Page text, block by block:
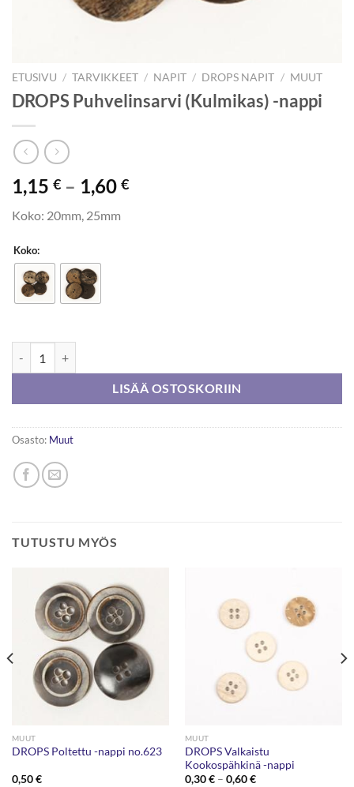
ETUSIVU / TARVIKKEET / NAPIT / DROPS NAPIT / MUUT
DROPS Puhvelinsarvi (Kulmikas) -nappi
1,15 € – 1,60 €Hintaluokka:
Koko: 20mm, 25mm
Koko:
LISÄÄ OSTOSKORIIN
Osasto: Muut
TUTUSTU MYÖS
MUUT
DROPS Poltettu -nappi no.623
0,50€
MUUT
DROPS Valkaistu
Kookospähkinä -nappi
0,30€ – 0,60€Hintaluokka: